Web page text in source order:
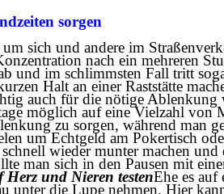
sorgen
sich und andere im
nach ein mehreren
und im schlimmsten Fall tritt
Halt an einer Raststätte
auch für die nötige Ablenkung
möglich auf eine Vielzahl von
zu sorgen, während man
um Echtgeld am Pokertisch
wieder munter machen und
man sich in den Pausen mit
und Nieren testenEhe es auf
unter die Lupe nehmen. Hier